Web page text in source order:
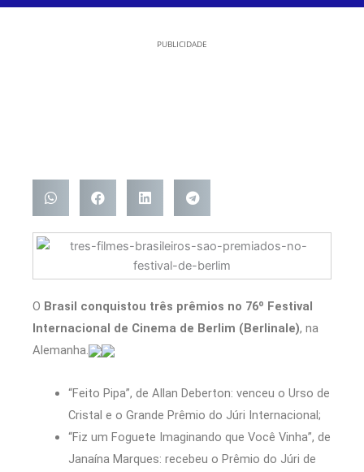
PUBLICIDADE
O Brasil conquistou três prêmios no 76º Festival
Internacional de Cinema de Berlim (Berlinale), na
Alemanha.
“Feito Pipa”, de Allan Deberton: venceu o Urso de
Cristal e o Grande Prêmio do Júri Internacional;
“Fiz um Foguete Imaginando que Você Vinha”, de
Janaína Marques: recebeu o Prêmio do Júri de